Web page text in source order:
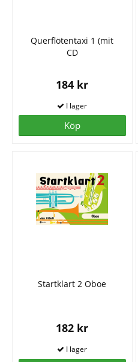
Querflötentaxi 1 (mit
CD
184 kr
Köp
Startklart 2 Oboe
182 kr